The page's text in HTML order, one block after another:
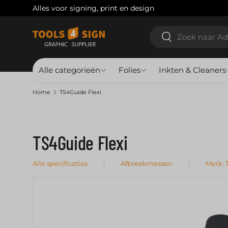
Ga naar inhoud
Alles voor signing, print en design
Zoeken
Zoeken
Alle categorieën Folies Inkten & Cleaners
Home TS4Guide Flexi
TS4Guide Flexi
Alle specificaties Afbreekmessen Merk: